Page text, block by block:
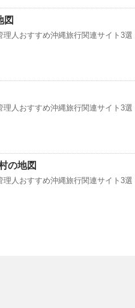
図
理人おすすめ沖縄旅行関連サイト3
理人おすすめ沖縄旅行関連サイト3
の地図
理人おすすめ沖縄旅行関連サイト3